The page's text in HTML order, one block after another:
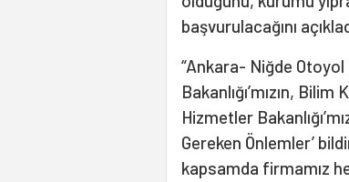
başvurulacağını
“Ankara- Niğde Otoyol
Bakanlığı’mızın,
Hizmetler
Gereken Önlemler’
kapsamda firmamız